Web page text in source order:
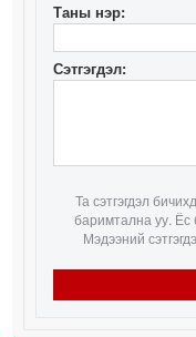
Таны нэр:
Сэтгэгдэл:
Та сэтгэгдэл
баримтална уу. Ёс
Мэдээний